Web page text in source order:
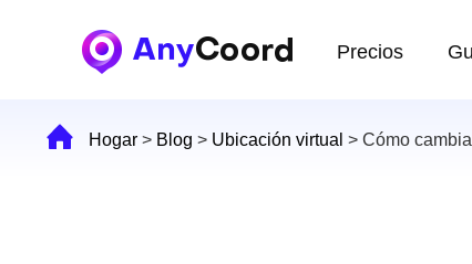
Precios
Hogar > Blog > Ubicación virtual > Cómo